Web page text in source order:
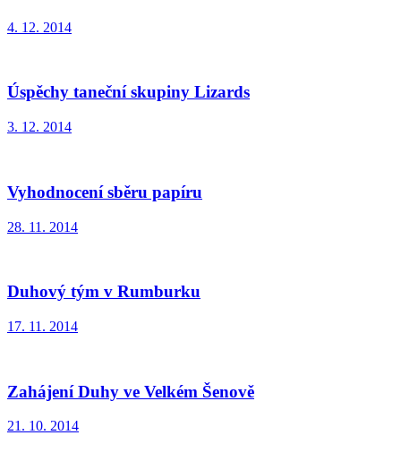
4. 12. 2014
Úspěchy taneční skupiny Lizards
3. 12. 2014
Vyhodnocení sběru papíru
28. 11. 2014
Duhový tým v Rumburku
17. 11. 2014
Zahájení Duhy ve Velkém Šenově
21. 10. 2014